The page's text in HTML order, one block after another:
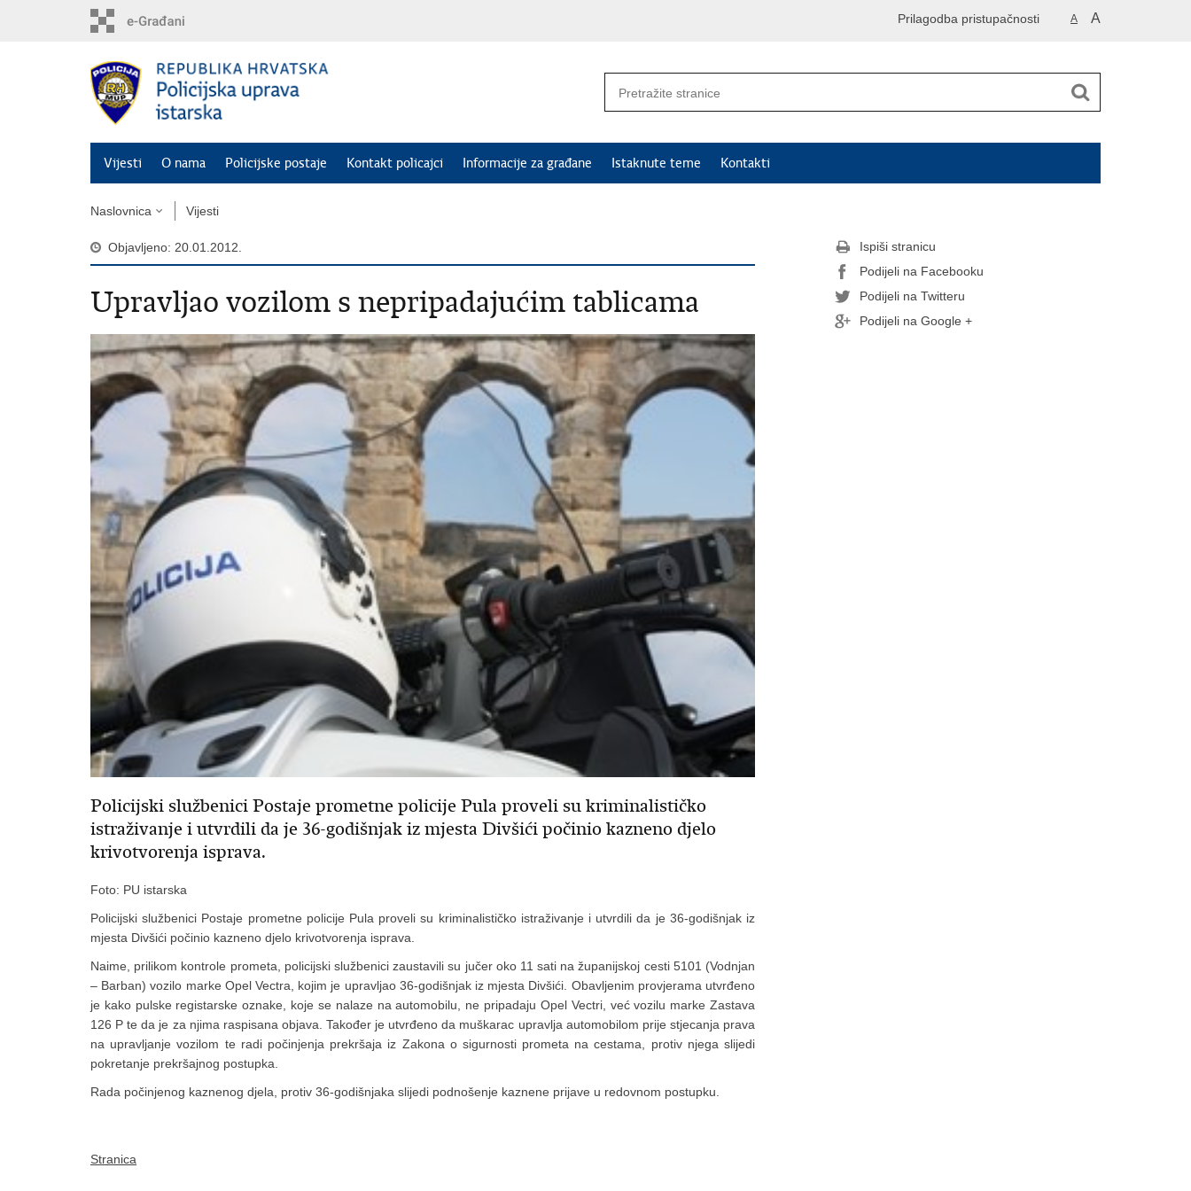
A A
Prilagodba pristupačnosti
Vijesti O nama Policijske postaje Kontakt policajci Informacije za građane Istaknute teme Kontakti
Naslovnica Vijesti
Objavljeno: 20.01.2012.
Upravljao vozilom s nepripadajućim tablicama
Policijski službenici Postaje prometne policije Pula proveli su kriminalističko
istraživanje i utvrdili da je 36-godišnjak iz mjesta Divšići počinio kazneno djelo
krivotvorenja isprava.
Foto: PU istarska
Policijski službenici Postaje prometne policije Pula proveli su kriminalističko istraživanje i utvrdili da je 36-godišnjak iz
mjesta Divšići počinio kazneno djelo krivotvorenja isprava.
Naime, prilikom kontrole prometa, policijski službenici zaustavili su jučer oko 11 sati na županijskoj cesti 5101 (Vodnjan
– Barban) vozilo marke Opel Vectra, kojim je upravljao 36-godišnjak iz mjesta Divšići. Obavljenim provjerama utvrđeno
je kako pulske registarske oznake, koje se nalaze na automobilu, ne pripadaju Opel Vectri, već vozilu marke Zastava
126 P te da je za njima raspisana objava. Također je utvrđeno da muškarac upravlja automobilom prije stjecanja prava
na upravljanje vozilom te radi počinjenja prekršaja iz Zakona o sigurnosti prometa na cestama, protiv njega slijedi
pokretanje prekršajnog postupka.
Rada počinjenog kaznenog djela, protiv 36-godišnjaka slijedi podnošenje kaznene prijave u redovnom postupku.
Stranica
Ispiši stranicu
Podijeli na Facebooku
Podijeli na Twitteru
Podijeli na Google +